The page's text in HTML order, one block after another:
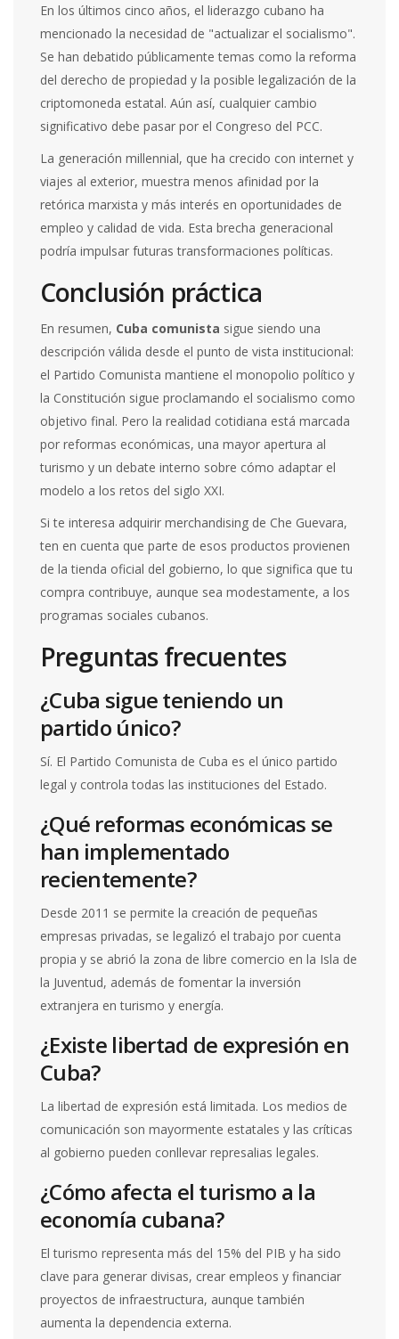
En los últimos cinco años, el liderazgo cubano ha
mencionado la necesidad de "actualizar el socialismo".
Se han debatido públicamente temas como la reforma
del derecho de propiedad y la posible legalización de la
criptomoneda estatal. Aún así, cualquier cambio
significativo debe pasar por el Congreso del PCC.
La generación millennial, que ha crecido con internet y
viajes al exterior, muestra menos afinidad por la
retórica marxista y más interés en oportunidades de
empleo y calidad de vida. Esta brecha generacional
podría impulsar futuras transformaciones políticas.
Conclusión práctica
En resumen, Cuba comunista sigue siendo una
descripción válida desde el punto de vista institucional:
el Partido Comunista mantiene el monopolio político y
la Constitución sigue proclamando el socialismo como
objetivo final. Pero la realidad cotidiana está marcada
por reformas económicas, una mayor apertura al
turismo y un debate interno sobre cómo adaptar el
modelo a los retos del siglo XXI.
Si te interesa adquirir merchandising de Che Guevara,
ten en cuenta que parte de esos productos provienen
de la tienda oficial del gobierno, lo que significa que tu
compra contribuye, aunque sea modestamente, a los
programas sociales cubanos.
Preguntas frecuentes
¿Cuba sigue teniendo un
partido único?
Sí. El Partido Comunista de Cuba es el único partido
legal y controla todas las instituciones del Estado.
¿Qué reformas económicas se
han implementado
recientemente?
Desde 2011 se permite la creación de pequeñas
empresas privadas, se legalizó el trabajo por cuenta
propia y se abrió la zona de libre comercio en la Isla de
la Juventud, además de fomentar la inversión
extranjera en turismo y energía.
¿Existe libertad de expresión en
Cuba?
La libertad de expresión está limitada. Los medios de
comunicación son mayormente estatales y las críticas
al gobierno pueden conllevar represalias legales.
¿Cómo afecta el turismo a la
economía cubana?
El turismo representa más del 15% del PIB y ha sido
clave para generar divisas, crear empleos y financiar
proyectos de infraestructura, aunque también
aumenta la dependencia externa.